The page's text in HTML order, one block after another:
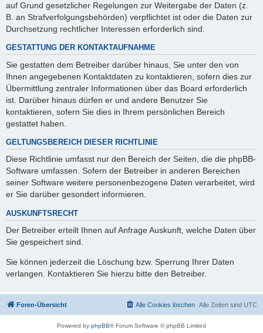
auf Grund gesetzlicher Regelungen zur Weitergabe der Daten (z.
B. an Strafverfolgungsbehörden) verpflichtet ist oder die Daten zur
Durchsetzung rechtlicher Interessen erforderlich sind.
GESTATTUNG DER KONTAKTAUFNAHME
Sie gestatten dem Betreiber darüber hinaus, Sie unter den von
Ihnen angegebenen Kontaktdaten zu kontaktieren, sofern dies zur
Übermittlung zentraler Informationen über das Board erforderlich
ist. Darüber hinaus dürfen er und andere Benutzer Sie
kontaktieren, sofern Sie dies in Ihrem persönlichen Bereich
gestattet haben.
GELTUNGSBEREICH DIESER RICHTLINIE
Diese Richtlinie umfasst nur den Bereich der Seiten, die die phpBB-
Software umfassen. Sofern der Betreiber in anderen Bereichen
seiner Software weitere personenbezogene Daten verarbeitet, wird
er Sie darüber gesondert informieren.
AUSKUNFTSRECHT
Der Betreiber erteilt Ihnen auf Anfrage Auskunft, welche Daten über
Sie gespeichert sind.
Sie können jederzeit die Löschung bzw. Sperrung Ihrer Daten
verlangen. Kontaktieren Sie hierzu bitte den Betreiber.
Foren-Übersicht Alle Zeiten sind UTC
Alle Cookies löschen
Powered by phpBB® Forum Software © phpBB Limited